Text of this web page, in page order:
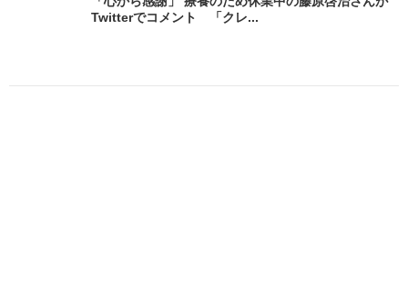
Twitterでコメント 「クレ...